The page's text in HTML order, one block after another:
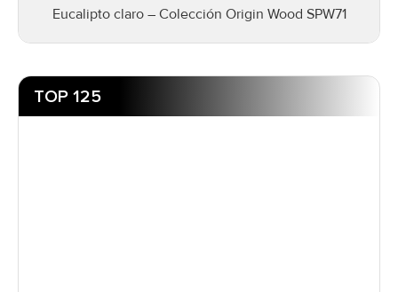
Eucalipto claro – Colección Origin Wood SPW71
TOP 125